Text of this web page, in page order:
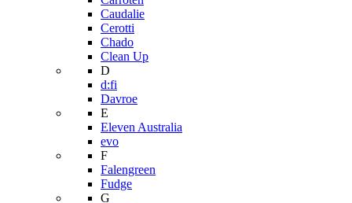
Caudalie
Cerotti
Chado
Clean Up
D
d:fi
Davroe
E
Eleven Australia
evo
F
Falengreen
Fudge
G